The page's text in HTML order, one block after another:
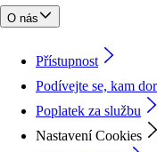
O nás
Přístupnost
Podívejte se, kam
Poplatek za službu
Nastavení Cookies